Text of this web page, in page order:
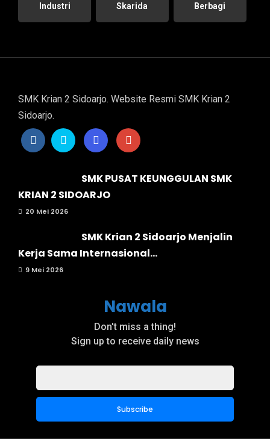
Industri
Skarida
Berbagi
SMK Krian 2 Sidoarjo. Website Resmi SMK Krian 2
Sidoarjo.
SMK PUSAT KEUNGGULAN SMK
KRIAN 2 SIDOARJO
20 Mei 2026
SMK Krian 2 Sidoarjo Menjalin
Kerja Sama Internasional...
9 Mei 2026
Nawala
Don't miss a thing!
Sign up to receive daily news